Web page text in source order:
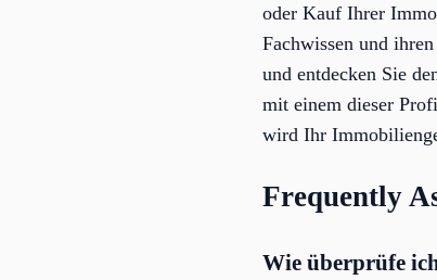
oder Kauf Ihrer
Fachwissen und
und entdecken Sie
mit einem dieser
wird Ihr
Frequently
Wie überprüfe